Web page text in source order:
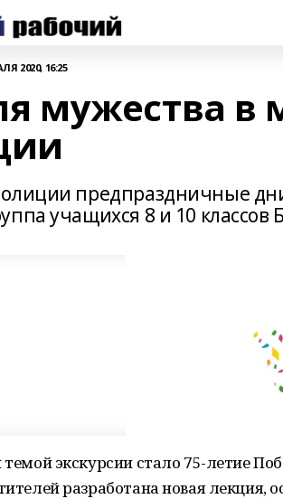
2020, 16:25
мужества в
предпраздничные
учащихся 8 и 10
экскурсии стало 75-летие
разработана новая лекция,